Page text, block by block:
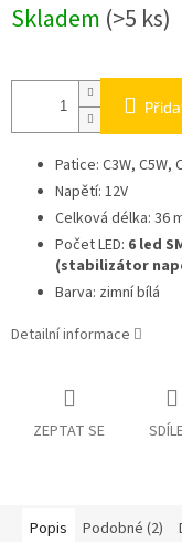
cena:
Skladem (>5 ks)
Patice: C3W, C5W,
Napětí: 12V
Celková délka: 36
Počet LED: 6 led
(stabilizátor
Barva: zimní bílá
Detailní informace
ZEPTAT SE
Popis Podobné (2)